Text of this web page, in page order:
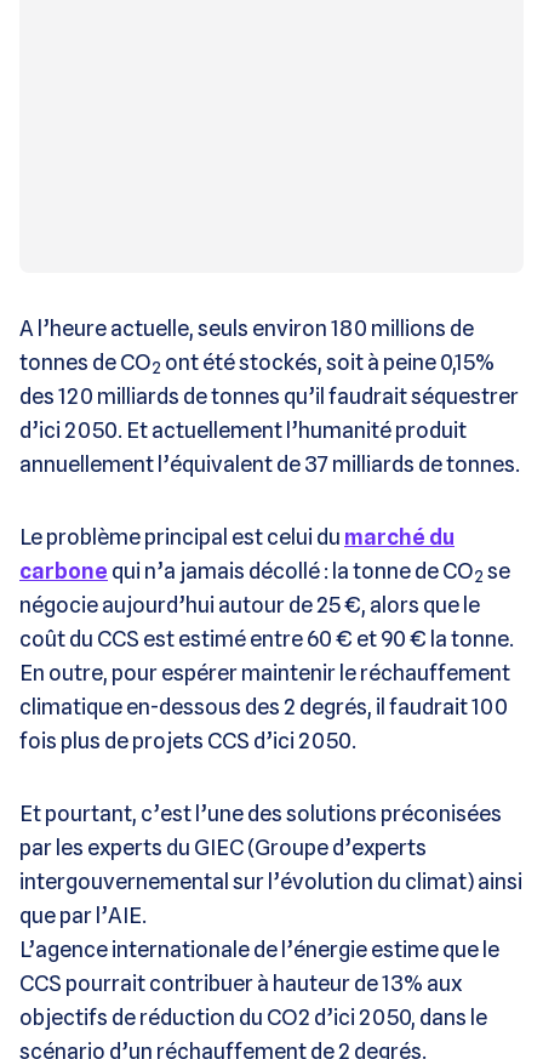
A l’heure actuelle, seuls environ 180 millions de
tonnes de CO2 ont été stockés, soit à peine 0,15%
des 120 milliards de tonnes qu’il faudrait séquestrer
d’ici 2050. Et actuellement l’humanité produit
annuellement l’équivalent de 37 milliards de tonnes.
Le problème principal est celui du marché du
carbone qui n’a jamais décollé : la tonne de CO2 se
négocie aujourd’hui autour de 25 €, alors que le
coût du CCS est estimé entre 60 € et 90 € la tonne.
En outre, pour espérer maintenir le réchauffement
climatique en-dessous des 2 degrés, il faudrait 100
fois plus de projets CCS d’ici 2050.
Et pourtant, c’est l’une des solutions préconisées
par les experts du GIEC (Groupe d’experts
intergouvernemental sur l’évolution du climat) ainsi
que par l’AIE.
L’agence internationale de l’énergie estime que le
CCS pourrait contribuer à hauteur de 13% aux
objectifs de réduction du CO2 d’ici 2050, dans le
scénario d’un réchauffement de 2 degrés.